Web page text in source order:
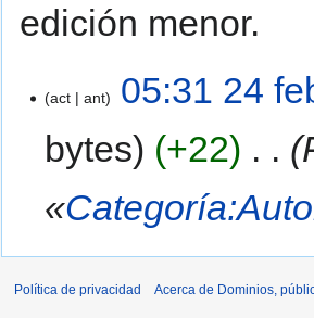
edición menor.
act ant
05:31 24
bytes
+22
«
Política de privacidad Acerca de Dominios,